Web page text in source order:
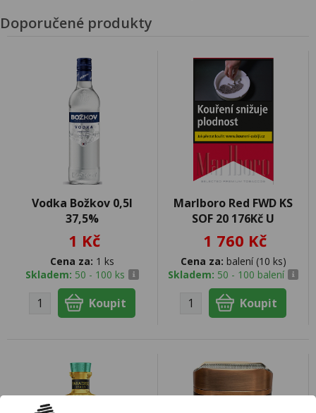
Doporučené produkty
Vodka Božkov 0,5l
37,5%
1 Kč
Cena za: 1 ks
Skladem: 50 - 100 ks
Marlboro Red FWD KS
SOF 20 176Kč U
1 760 Kč
Cena za: balení (10 ks)
Skladem: 50 - 100 balení